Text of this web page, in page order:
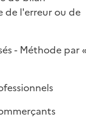
de l'erreur ou de
- Méthode par